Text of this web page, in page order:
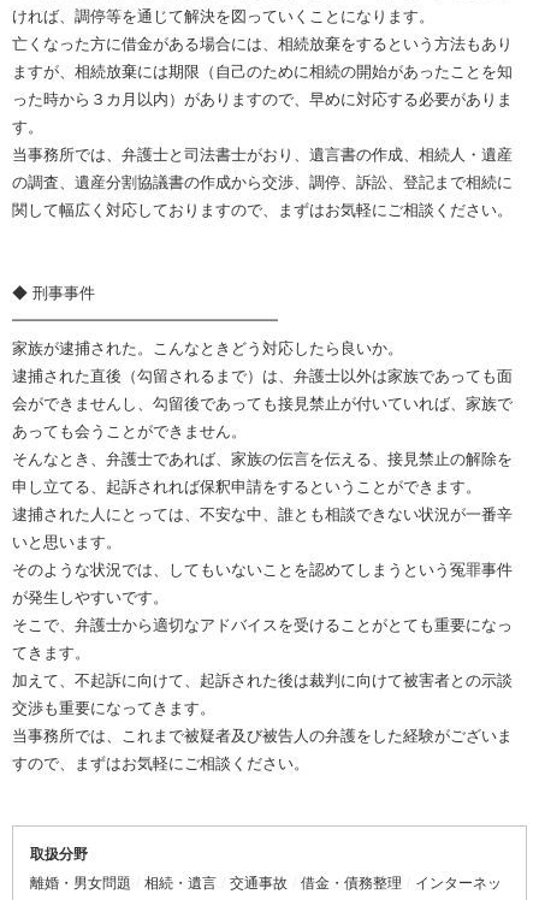
ければ、調停等を通じて解決を図っていくことになります。
亡くなった方に借金がある場合には、相続放棄をするという方法もあり
ますが、相続放棄には期限（自己のために相続の開始があったことを知
った時から３カ月以内）がありますので、早めに対応する必要がありま
す。
当事務所では、弁護士と司法書士がおり、遺言書の作成、相続人・遺産
の調査、遺産分割協議書の作成から交渉、調停、訴訟、登記まで相続に
関して幅広く対応しておりますので、まずはお気軽にご相談ください。
◆ 刑事事件
━━━━━━━━━━━━━━━━━
家族が逮捕された。こんなときどう対応したら良いか。
逮捕された直後（勾留されるまで）は、弁護士以外は家族であっても面
会ができませんし、勾留後であっても接見禁止が付いていれば、家族で
あっても会うことができません。
そんなとき、弁護士であれば、家族の伝言を伝える、接見禁止の解除を
申し立てる、起訴されれば保釈申請をするということができます。
逮捕された人にとっては、不安な中、誰とも相談できない状況が一番辛
いと思います。
そのような状況では、してもいないことを認めてしまうという冤罪事件
が発生しやすいです。
そこで、弁護士から適切なアドバイスを受けることがとても重要になっ
てきます。
加えて、不起訴に向けて、起訴された後は裁判に向けて被害者との示談
交渉も重要になってきます。
当事務所では、これまで被疑者及び被告人の弁護をした経験がございま
すので、まずはお気軽にご相談ください。
取扱分野
離婚・男女問題
相続・遺言 交通事故 借金・債務整理
インターネッ